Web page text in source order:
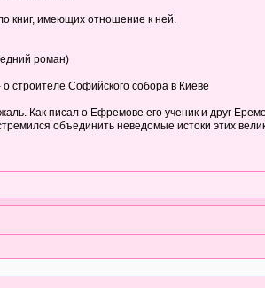
книг, имеющих отношение к ней.
роман)
строителе Софийского собора в Киеве
Как писал о Ефремове его ученик и друг
объединить неведомые истоки этих